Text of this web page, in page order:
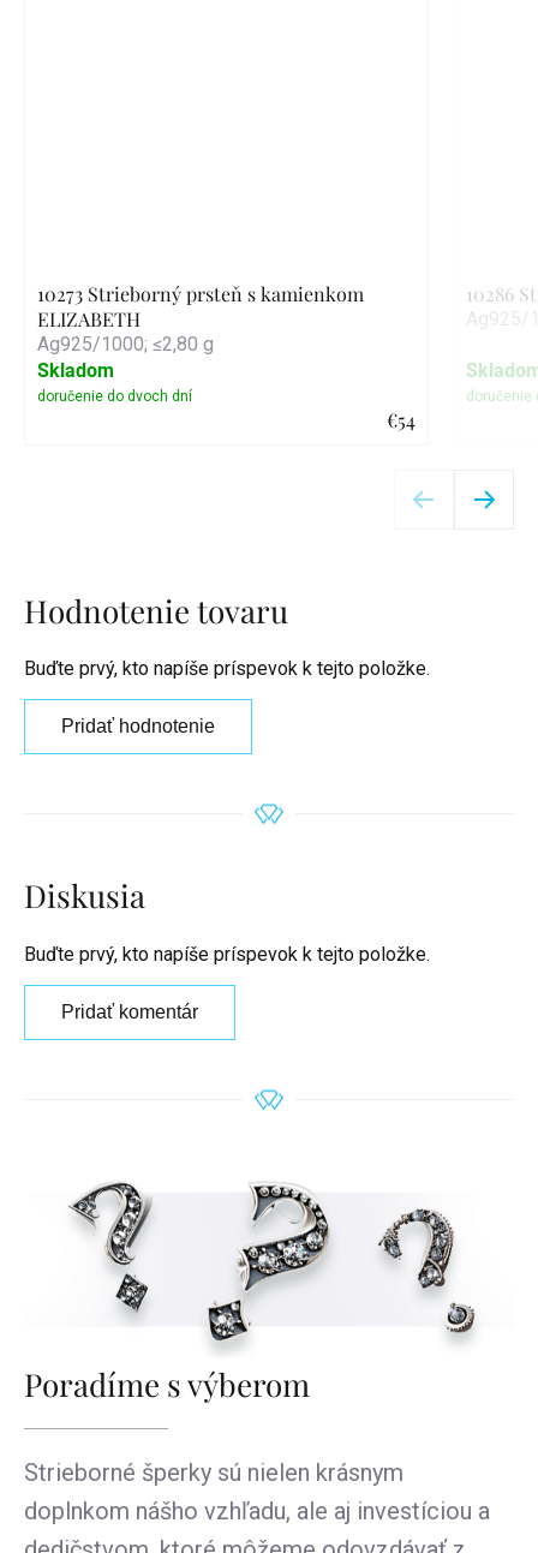
10273 Strieborný prsteň s kamienkom
ELIZABETH
Ag925/1000; ≤2,80 g
€54
Skladom
10286
Hodnotenie tovaru
Buďte prvý, kto napíše príspevok k tejto položke.
Pridať hodnotenie
Diskusia
Buďte prvý, kto napíše príspevok k tejto položke.
Pridať komentár
Poradíme s výberom
Strieborné šperky sú nielen krásnym
doplnkom nášho vzhľadu, ale aj investíciou a